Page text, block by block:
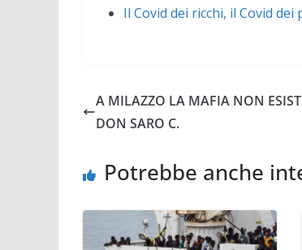
Il Covid dei ricchi, il Covid dei
A MILAZZO LA MAFIA NON
DON SARO C.
Potrebbe anche